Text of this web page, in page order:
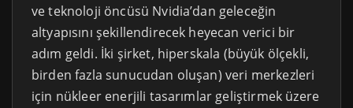
ve teknoloji öncüsü Nvidia’dan geleceğin
altyapısını şekillendirecek heyecan verici bir
adım geldi. İki şirket, hiperskala (büyük ölçekli,
birden fazla sunucudan oluşan) veri merkezleri
için nükleer enerjili tasarımlar geliştirmek üzere